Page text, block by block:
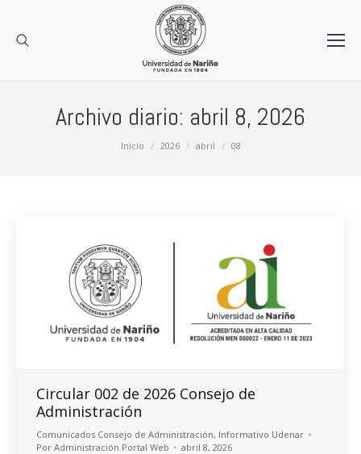
Archivo diario: abril 8, 2026
Inicio 2026 abril 08
Circular 002 de 2026 Consejo de
Administración
Comunicados Consejo de Administración, Informativo Udenar
Por Administración Portal Web abril 8, 2026